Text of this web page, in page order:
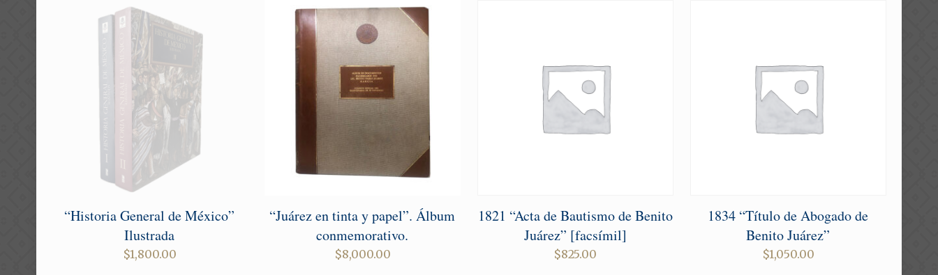
“Historia General de México”
Ilustrada
$1,800.00
“Juárez en tinta y papel”. Álbum
conmemorativo.
$8,000.00
1821 “Acta de Bautismo de Benito
Juárez” [facsímil]
$825.00
1834 “Título de Abogado de
Benito Juárez”
$1,050.00